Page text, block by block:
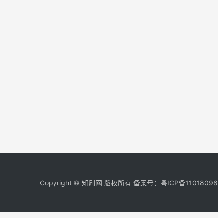
Copyright © 知刷网 版权所有 备案号： 粤ICP备